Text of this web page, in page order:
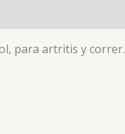
para artritis y correr.